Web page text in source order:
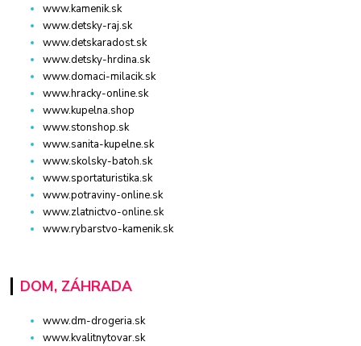
www.kamenik.sk
www.detsky-raj.sk
www.detskaradost.sk
www.detsky-hrdina.sk
www.domaci-milacik.sk
www.hracky-online.sk
www.kupelna.shop
www.stonshop.sk
www.sanita-kupelne.sk
www.skolsky-batoh.sk
www.sportaturistika.sk
www.potraviny-online.sk
www.zlatnictvo-online.sk
www.rybarstvo-kamenik.sk
DOM, ZÁHRADA
www.dm-drogeria.sk
www.kvalitnytovar.sk